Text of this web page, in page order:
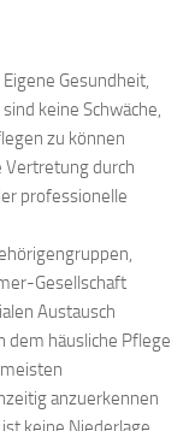
Eigene Gesundheit,
keine Schwäche,
zu können
Vertretung durch
professionelle
Gesellschaft
Austausch
dem häusliche Pflege
anzuerkennen